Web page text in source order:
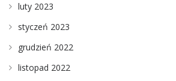
luty 2023
styczeń 2023
grudzień 2022
listopad 2022